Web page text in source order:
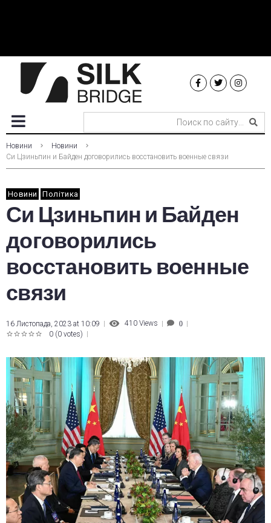
Новини
Новини
Си Цзиньпин и Байден договорились восстановить военные связи
Новини Політика
Си Цзиньпин и Байден
договорились
восстановить военные
связи
16 Листопада, 2023 at 10:09 410 Views 0
0 (0 votes)